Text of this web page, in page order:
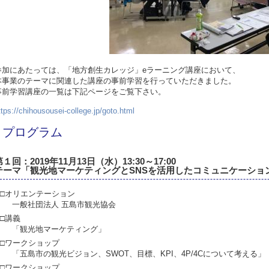
加にあたっては、「地方創生カレッジ」 eラーニング講座において、
事業のテーマに関連した講座の事前学習を行っていただきました。
前学習講座の一覧は下記ページをご覧下さい。
chihousousei-college.jp/goto.html
プログラム
１回：2019年11月13日（水）13:30～17:00
ーマ「観光地マーケティングとSNSを活用したコミュニケーショ
□オリエンテーション
一般社団法人 五島市観光協会
□講義
「観光地マーケティング」
□ワークショップ
「五島市の観光ビジョン、SWOT、目標、KPI、4P/4Cについて考える」